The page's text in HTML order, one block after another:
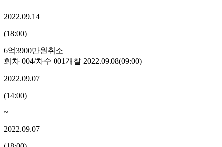
2022.09.14
(18:00)
6억3900만원 취소
회차 004/차수 001개찰 2022.09.08(09:00)
2022.09.07
(14:00)
~
2022.09.07